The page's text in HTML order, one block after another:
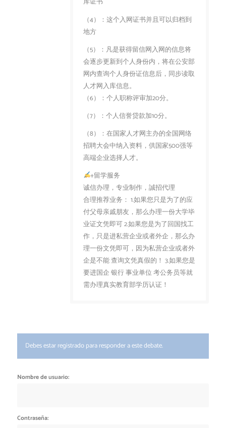
（4）：这个入网证书并且可以归档到
地方
（5）：凡是获得留信网入网的信息将
会逐步更新到个人身份内，将在公安部
网内查询个人身份证信息后，同步读取
人才网入库信息。
（6）：个人职称评审加20分。
（7）：个人信誉贷款加10分。
（8）：在国家人才网主办的全国网络
招聘大会中纳入资料，供国家500强等
高端企业选择人才。
+留学服务
诚信办理，专业制作，誠招代理
合理推荐业务： 1.如果您只是为了的应
付父母亲戚朋友，那么办理一份大学毕
业证文凭即可 2.如果您是为了回国找工
作，只是进私营企业或者外企，那么办
理一份文凭即可，因为私营企业或者外
企是不能 查询文凭真假的！ 3.如果您是
要进国企 银行 事业单位 考公务员等就
需办理真实教育部学历认证！
Debes estar registrado para responder a este debate.
Nombre de usuario:
Contraseña: